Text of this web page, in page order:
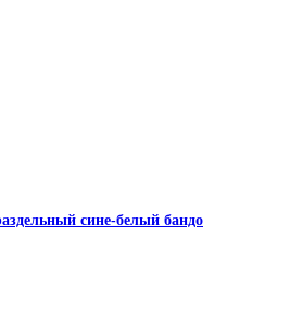
сине-белый бандо